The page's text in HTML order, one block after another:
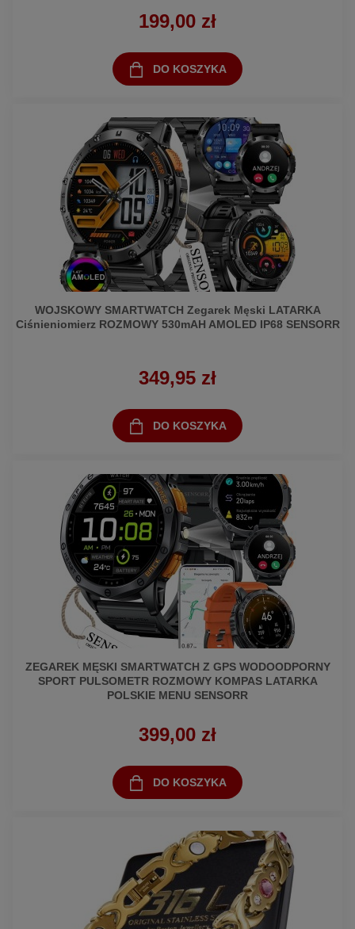
199,00 zł
DO KOSZYKA
WOJSKOWY SMARTWATCH Zegarek Męski LATARKA
Ciśnieniomierz ROZMOWY 530mAH AMOLED IP68 SENSORR
349,95 zł
DO KOSZYKA
ZEGAREK MĘSKI SMARTWATCH Z GPS WODOODPORNY
SPORT PULSOMETR ROZMOWY KOMPAS LATARKA
POLSKIE MENU SENSORR
399,00 zł
DO KOSZYKA